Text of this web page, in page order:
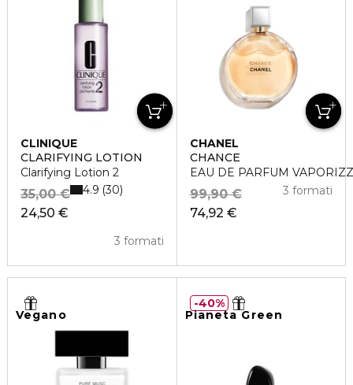
CLINIQUE
CLARIFYING LOTION
Clarifying Lotion 2
24,50 €
35,00 €
3 formati
4.9 30
CHANEL
CHANCE
EAU DE PARFUM
74,92 €
99,90 € 3 formati
Vegano Pianeta Green
40%